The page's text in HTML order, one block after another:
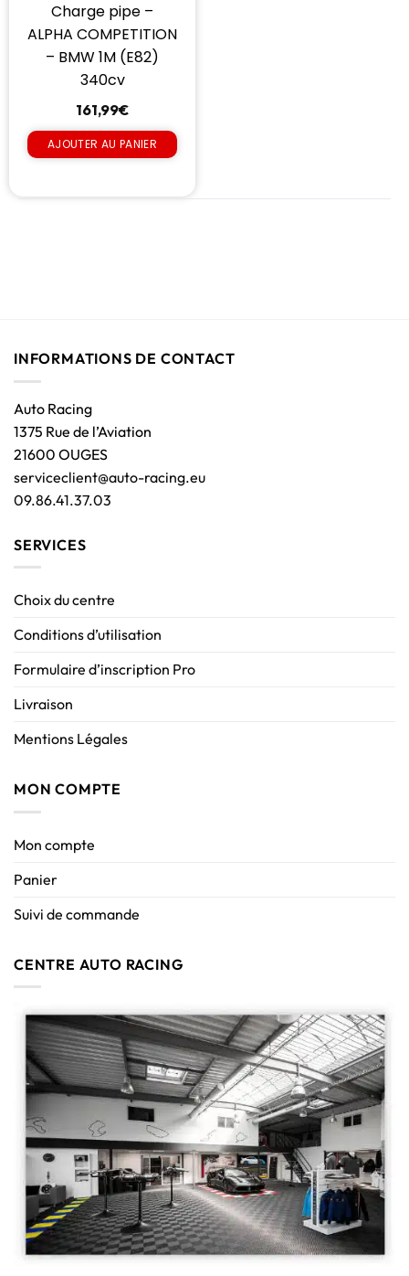
Charge pipe –
ALPHA COMPETITION
– BMW 1M (E82)
340cv
161,99€
AJOUTER AU PANIER
INFORMATIONS DE CONTACT
Auto Racing
1375 Rue de l’Aviation
21600 OUGES
serviceclient@auto-racing.eu
09.86.41.37.03
SERVICES
Choix du centre
Conditions d’utilisation
Formulaire d’inscription Pro
Livraison
Mentions Légales
MON COMPTE
Mon compte
Panier
Suivi de commande
CENTRE AUTO RACING